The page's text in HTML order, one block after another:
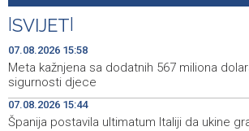
19:10
Rudari Milanovića ubijedili da ode
ponovo vratio u jamu 'Raspotočje'
19:03
Sarajevo Film Festival presents
Kinoscope Surreal programs
19:00 Najave događaja za 8. 8. 2026.
SVIJET
07.08.2026 15:58
Meta kažnjena sa dodatnih 567 miliona
sigurnosti djece
07.08.2026 15:44
Španija postavila ultimatum Italiji da ukine